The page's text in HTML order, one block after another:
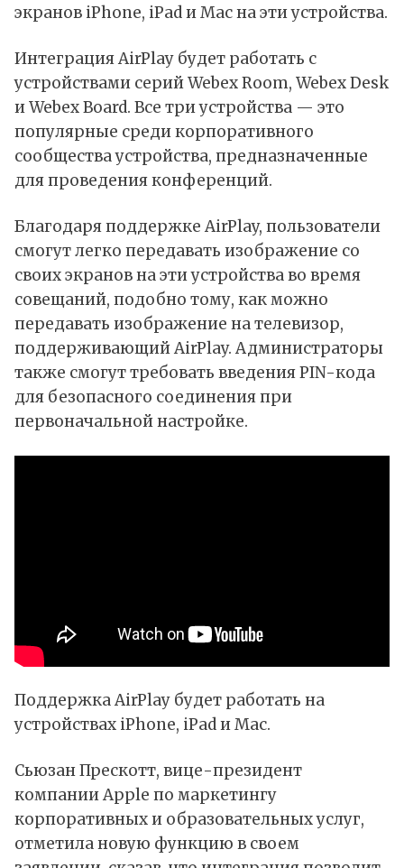
экранов iPhone, iPad и Mac на эти устройства.
Интеграция AirPlay будет работать с
устройствами серий Webex Room, Webex Desk
и Webex Board. Все три устройства — это
популярные среди корпоративного
сообщества устройства, предназначенные
для проведения конференций.
Благодаря поддержке AirPlay, пользователи
смогут легко передавать изображение со
своих экранов на эти устройства во время
совещаний, подобно тому, как можно
передавать изображение на телевизор,
поддерживающий AirPlay. Администраторы
также смогут требовать введения PIN-кода
для безопасного соединения при
первоначальной настройке.
Поддержка AirPlay будет работать на
устройствах iPhone, iPad и Mac.
Сьюзан Прескотт, вице-президент
компании Apple по маркетингу
корпоративных и образовательных услуг,
отметила новую функцию в своем